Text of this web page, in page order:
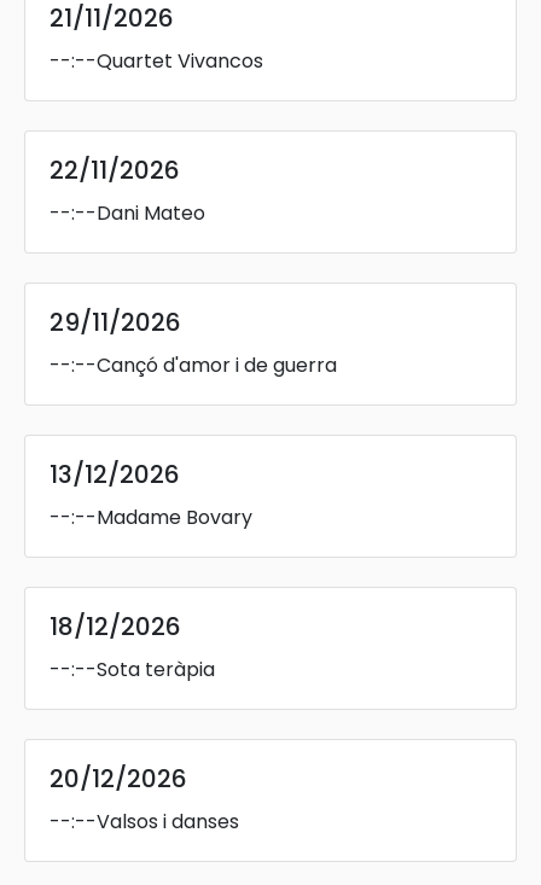
21/11/2026
--:--Quartet Vivancos
22/11/2026
--:--Dani Mateo
29/11/2026
--:--Cançó d'amor i de guerra
13/12/2026
--:--Madame Bovary
18/12/2026
--:--Sota teràpia
20/12/2026
--:--Valsos i danses